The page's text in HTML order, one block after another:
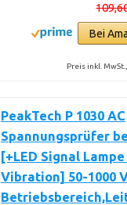
Bei
Preis inkl.
PeakTech P 1030 AC
Spannungsprüfer
[+LED Signal
Vibration] 50-1000